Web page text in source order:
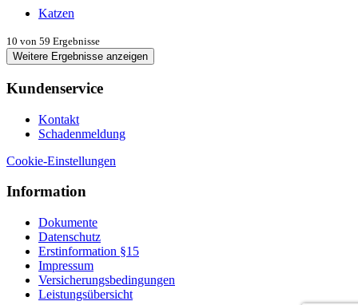
Katzen
10 von 59 Ergebnisse
Weitere Ergebnisse anzeigen
Kundenservice
Kontakt
Schadenmeldung
Cookie-Einstellungen
Information
Dokumente
Datenschutz
Erstinformation §15
Impressum
Versicherungsbedingungen
Leistungsübersicht